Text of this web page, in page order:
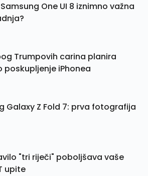
One UI 8 iznimno važna
Trumpovih carina planira
poskupljenje iPhonea
Galaxy Z Fold 7: prva fotografija
"tri riječi" poboljšava vaše
upite